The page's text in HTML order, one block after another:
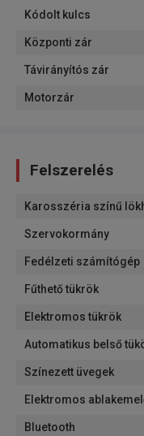
Kódolt kulcs
Központi zár
Távirányítós zár
Motorzár
Felszerelés
Karosszéria színű
Szervokormány
Fedélzeti számítógép
Fűthető tükrök
Elektromos tükrök
Automatikus belső
Színezett üvegek
Elektromos
Bluetooth